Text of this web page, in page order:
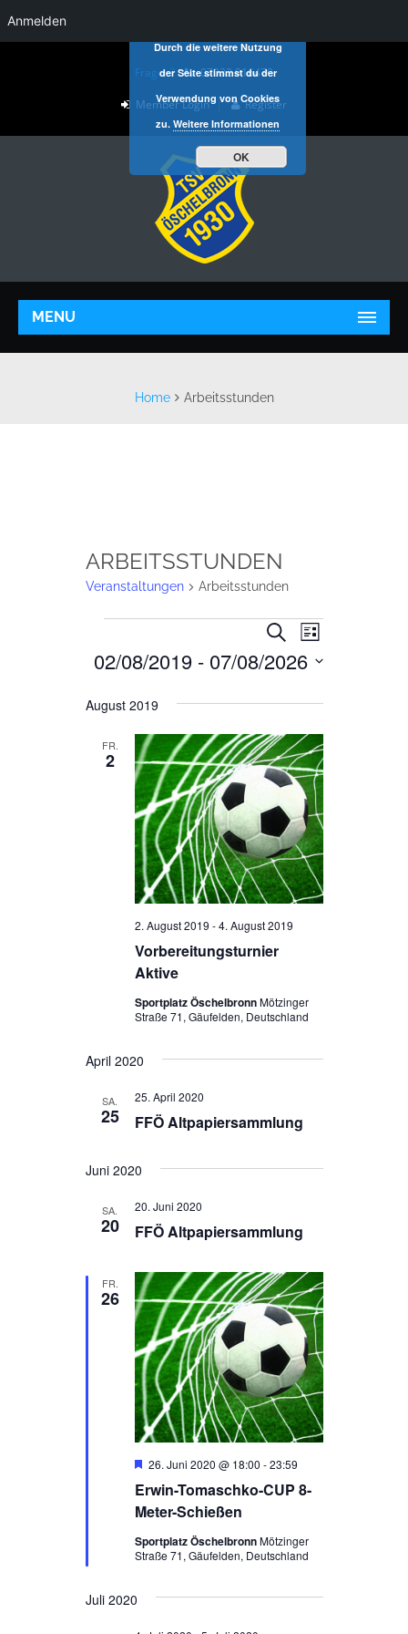
Fragen? 07032 916470
Member Login Register
MENU
Home Arbeitsstunden
ARBEITSSTUNDEN
Veranstaltungen Arbeitsstunden
VERANSTALTUNGEN
SUCHE
NAVIGATION
SUCHE
LISTE
02/08/2019 - 07/08/2026
Datum
August 2019
FR.
2
Vorbereitungsturnier
Aktive
2. August 2019 -4. August 2019
Sportplatz ÖschelbronnMötzinger
Straße 71, Gäufelden, Deutschland
April 2020
SA.
25 FFÖ Altpapiersammlung
25. April 2020
Juni 2020
SA.
20 FFÖ Altpapiersammlung
20. Juni 2020
FR.
26
Erwin-Tomaschko-CUP 8-
Meter-Schießen
Hervorgehoben
26. Juni 2020 @ 18:00 -23:59
Sportplatz ÖschelbronnMötzinger
Straße 71, Gäufelden, Deutschland
Juli 2020
Anmelden
Durch die weitere Nutzung
der Seite stimmst du der
Verwendung von Cookies
zu. Weitere Informationen
OK